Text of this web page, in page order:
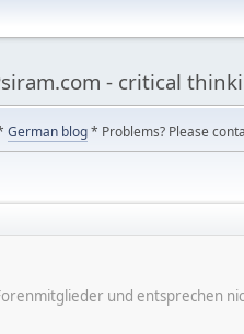
- critical
German blog* Problems? Please
und entsprechen